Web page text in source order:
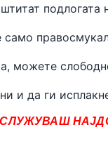
можете
и да ги